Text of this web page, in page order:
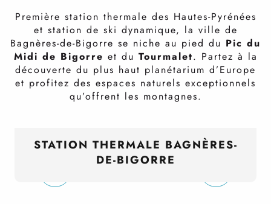
Première station thermale des Hautes-Pyrénées
et station de ski dynamique, la ville de
Bagnères-de-Bigorre se niche au pied du Pic du
Midi de Bigorre et du Tourmalet. Partez à la
découverte du plus haut planétarium d’Europe
et profitez des espaces naturels exceptionnels
qu’offrent les montagnes.
STATION THERMALE BAGNÈRES-
DE-BIGORRE